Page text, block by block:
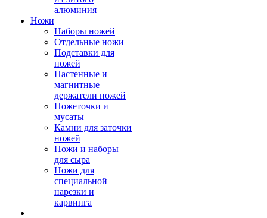
алюминия
Ножи
Наборы ножей
Отдельные ножи
Подставки для
ножей
Настенные и
магнитные
держатели ножей
Ножеточки и
мусаты
Камни для заточки
ножей
Ножи и наборы
для сыра
Ножи для
специальной
нарезки и
карвинга